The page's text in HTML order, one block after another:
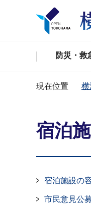
防災・救
現在位置 横
宿泊
宿泊施設の
市民意見公